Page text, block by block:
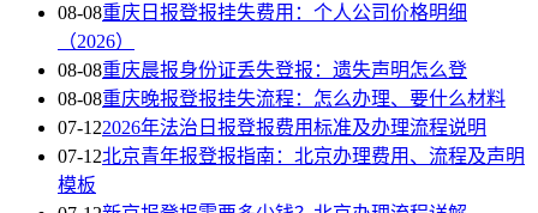
08-08重庆日报登报挂失费用：个人公司价格明细
（2026）
08-08重庆晨报身份证丢失登报：遗失声明怎么登
08-08重庆晚报登报挂失流程：怎么办理、要什么材料
07-122026年法治日报登报费用标准及办理流程说明
07-12北京青年报登报指南：北京办理费用、流程及声明
模板